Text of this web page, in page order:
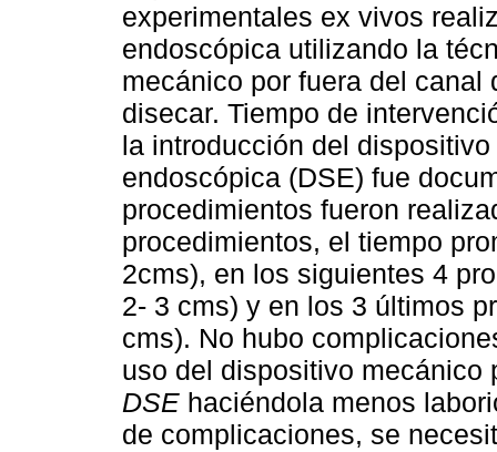
experimentales ex vivos
endoscópica utilizando la
mecánico por fuera del canal
disecar. Tiempo de
la introducción del
endoscópica (DSE) fue
procedimientos fueron
procedimientos, el tiempo
2cms), en los siguientes 4
2- 3 cms) y en los 3 últimos
cms). No hubo
uso del dispositivo
DSE haciéndola menos
de complicaciones, se